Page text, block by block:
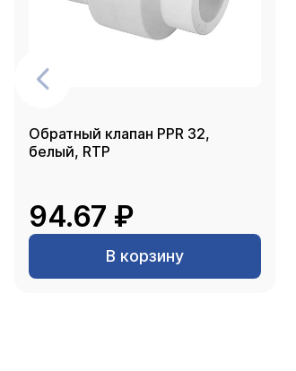
Обратный клапан PPR 32,
белый, RTP
94.67 ₽
В корзину